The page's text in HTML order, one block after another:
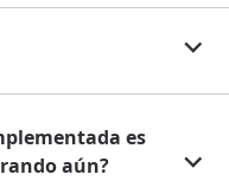
es
aún?